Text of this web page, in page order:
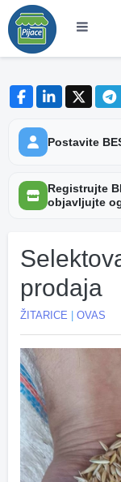
Postavite
Registrujte
objavljujte
prodaja
ŽITARICE OVAS